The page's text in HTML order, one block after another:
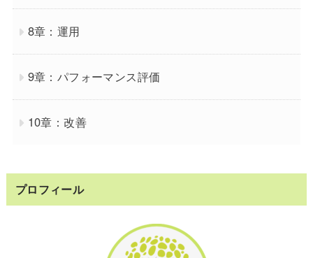
8章：運用
9章：パフォーマンス評価
10章：改善
プロフィール